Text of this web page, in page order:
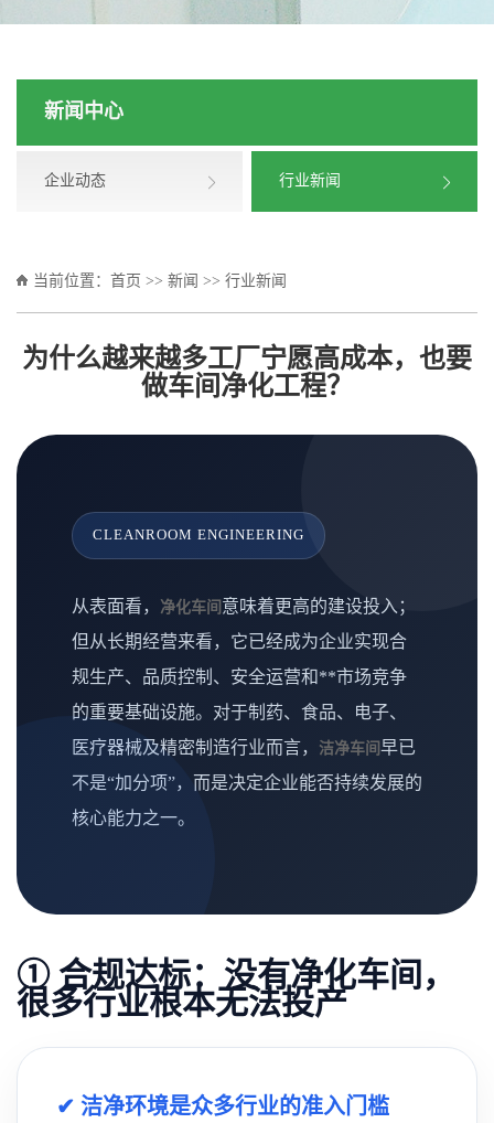
新闻中心
企业动态 行业新闻
当前位置： 首页 >> 新闻 >> 行业新闻
为什么越来越多工厂宁愿高成本，也要
做车间净化工程？
CLEANROOM ENGINEERING
从表面看， 净化车间 意味着更高的建设投入；
但从长期经营来看，它已经成为企业实现合
规生产、品质控制、安全运营和**市场竞争
的重要基础设施。对于制药、食品、电子、
医疗器械及精密制造行业而言，
洁净车间早已
不是“加分项”，而是决定企业能否持续发展的
核心能力之一。
① 合规达标：没有净化车间，
很多行业根本无法投产
✔ 洁净环境是众多行业的准入门槛